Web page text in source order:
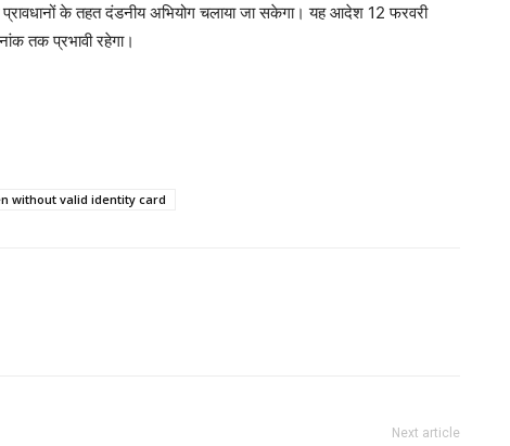
प्रावधानों के तहत दंडनीय अभियोग चलाया जा सकेगा। यह आदेश 12 फरवरी
तक प्रभावी रहेगा।
without valid identity card
Next article